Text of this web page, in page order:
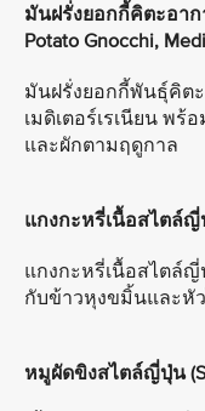
มันฝรั่งยอกกี้คิตะอาก
Potato Gnocchi,
มันฝรั่งยอกกี้พันธุ์คิต
เมดิเตอร์เรเนียน พ
และผักตามฤดูกาล
แกงกะหรี่เนื้อสไตล์ญี่
แกงกะหรี่เนื้อสไตล์
กับข้าวหุงขมิ้นและหั
หมูผัดขิงสไตล์ญี่ปุ่น